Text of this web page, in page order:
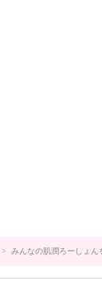
> みんなの肌潤ろーしょん